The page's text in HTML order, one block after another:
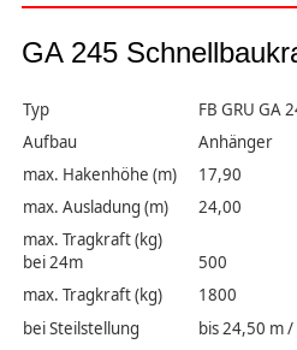
GA 245
Typ
FB GRU GA
Aufbau
Anhänger
max. Hakenhöhe (m)
17,90
max. Ausladung (m)
24,00
max. Tragkraft (kg)
bei 24m
500
max. Tragkraft (kg)
1800
bei Steilstellung
bis 24,50 m